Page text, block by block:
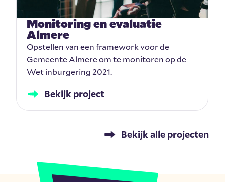
Monitoring en evaluatie
Almere
Opstellen van een framework voor de
Gemeente Almere om te monitoren op de
Wet inburgering 2021.
Bekijk project
Bekijk alle projecten